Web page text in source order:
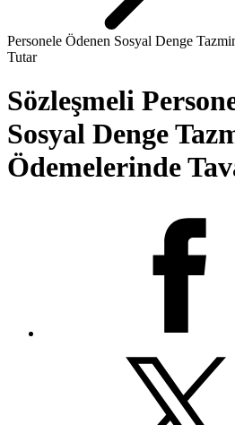
Personele Ödenen Sosyal Denge
Tutar
Sözleşmeli
Sosyal Denge
Ödemelerinde